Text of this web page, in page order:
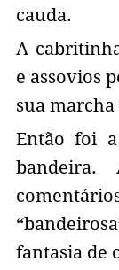
cauda.
A
e assovios
sua marcha
Então foi
fantasia de